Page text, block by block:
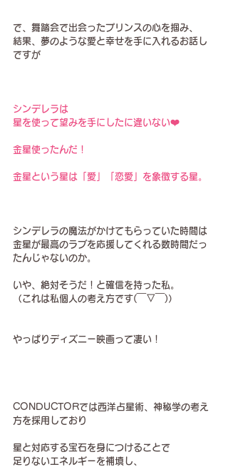
で、舞踏会で出会ったプリンスの心を掴み、
結果、夢のような愛と幸せを手に入れるお話し
ですが
シンデレラは
星を使って望みを手にしたに違いない❤️
金星使ったんだ！
金星という星は「愛」「恋愛」を象徴する星。
シンデレラの魔法がかけてもらっていた時間は
金星が最高のラブを応援してくれる数時間だっ
たんじゃないのか。
いや、絶対そうだ！と確信を持った私。
（これは私個人の考え方です(￣▽￣)）
やっぱりディズニー映画って凄い！
CONDUCTORでは西洋占星術、神秘学の考え
方を採用しており
星と対応する宝石を身につけることで
足りないエネルギーを補填し、